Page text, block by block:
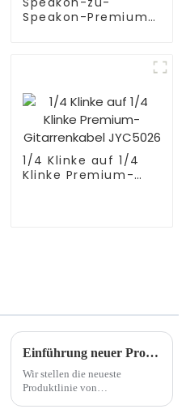
Speakon-Premium-
1/4 Klinke auf 1/4
Klinke Premium-
Einführung neuer Produkte: Ethernet-Kabel und Extender für Pro-Audio- und DMX-Leuchten
Wir stellen die neueste
Produktlinie von